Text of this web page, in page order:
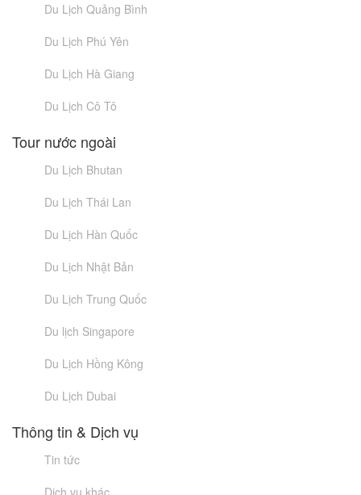
Du Lịch Quảng Bình
Du Lịch Phú Yên
Du Lịch Hà Giang
Du Lịch Cô Tô
Tour nước ngoài
Du Lịch Bhutan
Du Lịch Thái Lan
Du Lịch Hàn Quốc
Du Lịch Nhật Bản
Du Lịch Trung Quốc
Du lịch Singapore
Du Lịch Hồng Kông
Du Lịch Dubai
Thông tin & Dịch vụ
Tin tức